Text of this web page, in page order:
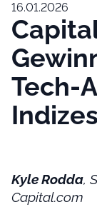
16.01.2026
Tech-
Indizes
Kyle Rodda,
Capital.com